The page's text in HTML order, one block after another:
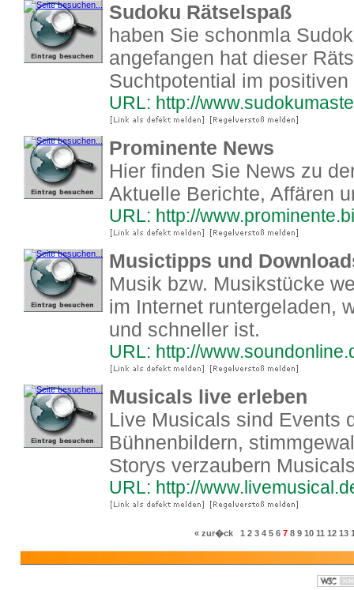
Sudoku Rätselspaß
haben Sie schonmla
angefangen hat dieser
Suchtpotential im positiven
URL: http://
Prominente News
Hier finden Sie News zu
Aktuelle Berichte, Affären
URL: http://
Musictipps und
Musik bzw. Musikstücke
im Internet runtergeladen,
und schneller ist.
URL: http://
Musicals live erleben
Live Musicals sind Events
Bühnenbildern,
Storys verzaubern
URL: http://
« zur�ck 1 2 3 4 5 6 7 8 9 10 11 12 13